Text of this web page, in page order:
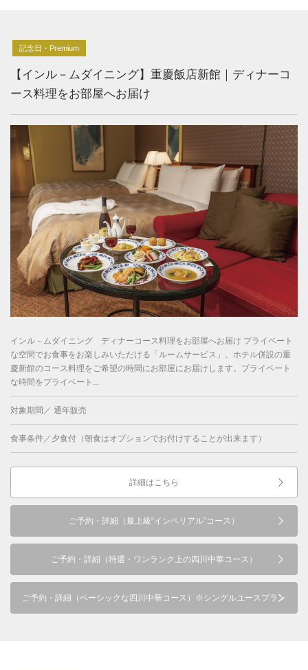
記念日・Premium
【インル－ムダイニング】重慶飯店新館｜ディナーコ
ース料理をお部屋へお届け
インル－ムダイニング ディナーコース料理をお部屋へお届け プライベート
な空間でお食事をお楽しみいただける「ルームサービス」。ホテル併設の重
慶新館のコース料理をご希望の時間にお部屋にお届けします。プライベート
な時間をプライベート...
対象期間／ 通年販売
食事条件／夕食付（朝食はオプションでお付けすることが出来ます）
詳細はこちら
ご予約・詳細（最上級“インペリアル”コース）
ご予約・詳細（特選・ワンランク上の四川中華コース）
ご予約・詳細（ベーシックな四川中華コース）※シングルユースプラン